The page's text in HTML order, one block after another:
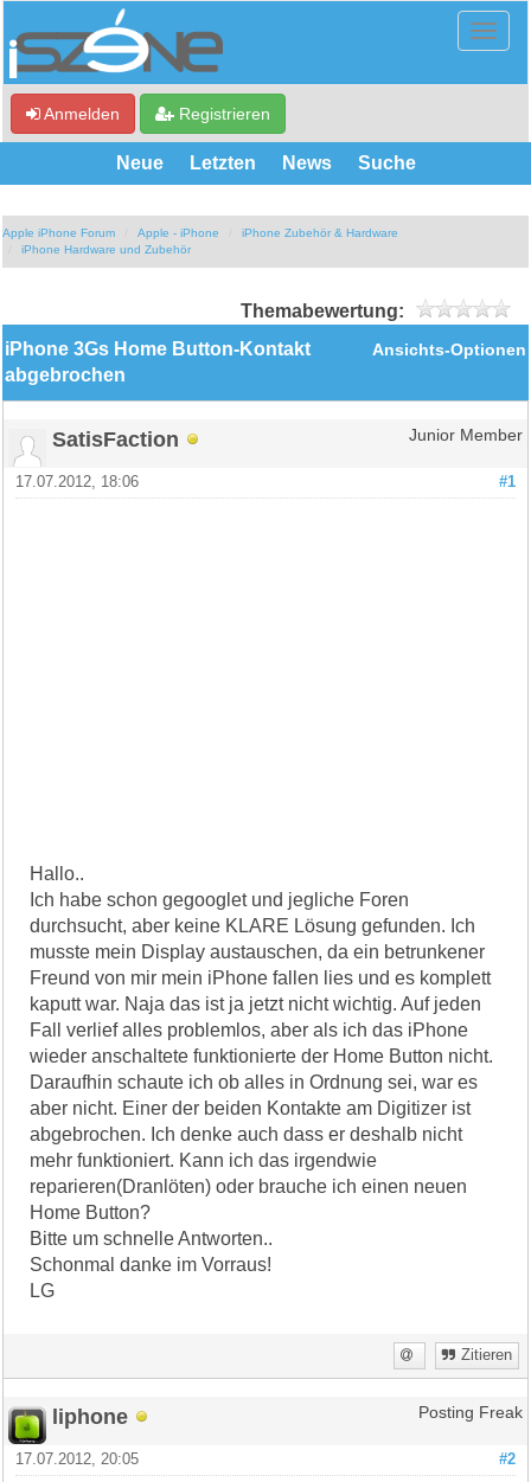
Anmelden Registrieren
Neue Letzten News Suche
Apple iPhone Forum Apple - iPhone
iPhone Zubehör & Hardware
iPhone Hardware und Zubehör
Themabewertung:
Ansichts-Optionen
iPhone 3Gs Home Button-Kontakt
abgebrochen
SatisFaction Junior Member
#1
17.07.2012, 18:06
Hallo..
Ich habe schon gegooglet und jegliche Foren
durchsucht, aber keine KLARE Lösung gefunden. Ich
musste mein Display austauschen, da ein betrunkener
Freund von mir mein iPhone fallen lies und es komplett
kaputt war. Naja das ist ja jetzt nicht wichtig. Auf jeden
Fall verlief alles problemlos, aber als ich das iPhone
wieder anschaltete funktionierte der Home Button nicht.
Daraufhin schaute ich ob alles in Ordnung sei, war es
aber nicht. Einer der beiden Kontakte am Digitizer ist
abgebrochen. Ich denke auch dass er deshalb nicht
mehr funktioniert. Kann ich das irgendwie
reparieren(Dranlöten) oder brauche ich einen neuen
Home Button?
Bitte um schnelle Antworten..
Schonmal danke im Vorraus!
LG
Zitieren
liphone Posting Freak
#2
17.07.2012, 20:05